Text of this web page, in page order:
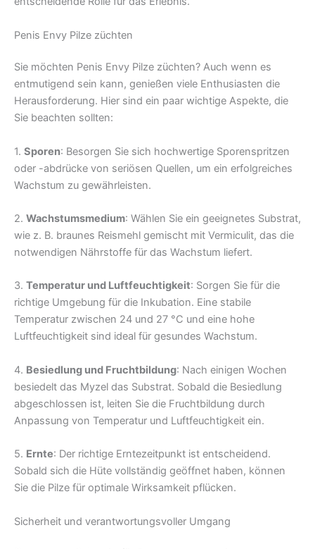
Penis Envy Pilze züchten
Sie möchten Penis Envy Pilze züchten? Auch wenn es
entmutigend sein kann, genießen viele Enthusiasten die
Herausforderung. Hier sind ein paar wichtige Aspekte, die
Sie beachten sollten:
1. Sporen: Besorgen Sie sich hochwertige Sporenspritzen
oder -abdrücke von seriösen Quellen, um ein erfolgreiches
Wachstum zu gewährleisten.
2. Wachstumsmedium: Wählen Sie ein geeignetes Substrat,
wie z. B. braunes Reismehl gemischt mit Vermiculit, das die
notwendigen Nährstoffe für das Wachstum liefert.
3. Temperatur und Luftfeuchtigkeit: Sorgen Sie für die
richtige Umgebung für die Inkubation. Eine stabile
Temperatur zwischen 24 und 27 °C und eine hohe
Luftfeuchtigkeit sind ideal für gesundes Wachstum.
4. Besiedlung und Fruchtbildung: Nach einigen Wochen
besiedelt das Myzel das Substrat. Sobald die Besiedlung
abgeschlossen ist, leiten Sie die Fruchtbildung durch
Anpassung von Temperatur und Luftfeuchtigkeit ein.
5. Ernte: Der richtige Erntezeitpunkt ist entscheidend.
Sobald sich die Hüte vollständig geöffnet haben, können
Sie die Pilze für optimale Wirksamkeit pflücken.
Sicherheit und verantwortungsvoller Umgang